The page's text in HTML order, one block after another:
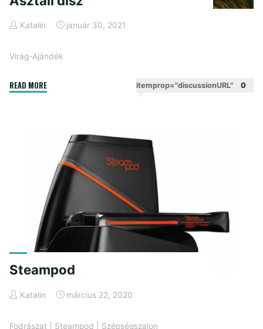
Katalin január 30, 2021
Virág-Ajándék
READ MORE"Asztali
itemprop="discussionURL" 0
Steampod
Katalin március 22, 2020
Fodrászat Steampod Szépségszalon